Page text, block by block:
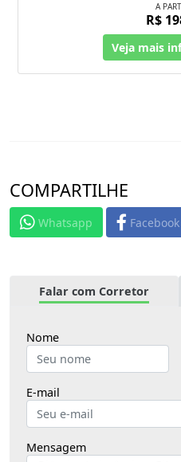
A
R$
Veja mais
COMPARTILHE
Whatsapp Facebook
Falar com Corretor
Nome
E-mail
Mensagem